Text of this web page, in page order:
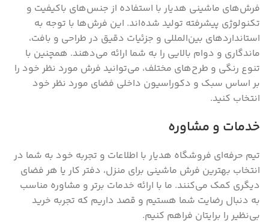
فرش‌های ماشینی هدیار با استفاده از جنس‌های باکیفیت و
تکنولوژی پیشرفته تولید شده‌اند. این فرش‌ها با توجه به
استانداردهای بین‌المللی و جزئیات دقیق در طراحی و بافت،
ماندگاری و دوام بالایی را به شما ارائه می‌دهند. همچنین با
تنوع رنگی و طرح‌های مختلف، می‌توانید فرش مورد نظر خود را
بر اساس سبک و دکوراسیون داخلی فضای مورد نظر خود
انتخاب کنید.
خدمات و مشاوره
تیم حرفه‌ای فروشگاه هدیار با اطلاعات و تجربه خود به شما در
انتخاب بهترین فرش ماشینی برای منزل، دفتر کار یا هر فضای
دیگری کمک می‌کنند. ما با ارائه خدمات برتر و مشاوره مناسب
به دنبال رضایت شما هستیم و قصد داریم که تجربه خرید
بی‌نظیر را برایتان فراهم کنیم.